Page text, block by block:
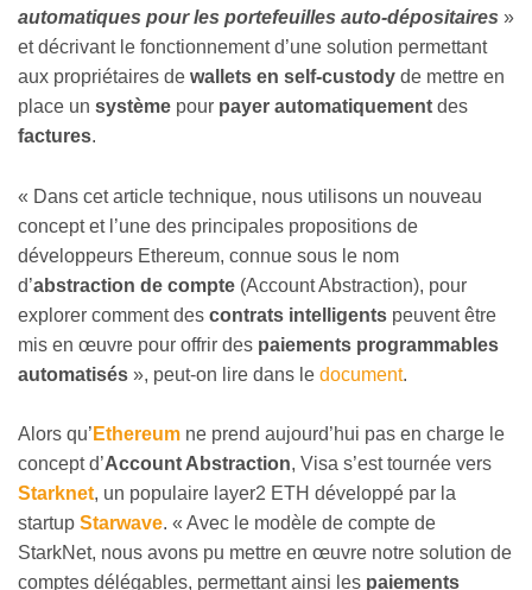
automatiques pour les portefeuilles auto-dépositaires »
et décrivant le fonctionnement d’une solution permettant
aux propriétaires de wallets en self-custody de mettre en
place un système pour payer automatiquement des
factures.
« Dans cet article technique, nous utilisons un nouveau
concept et l’une des principales propositions de
développeurs Ethereum, connue sous le nom
d’abstraction de compte (Account Abstraction), pour
explorer comment des contrats intelligents peuvent être
mis en œuvre pour offrir des paiements programmables
automatisés », peut-on lire dans le document.
Alors qu’ Ethereum ne prend aujourd’hui pas en charge le
concept d’Account Abstraction, Visa s’est tournée vers
Starknet, un populaire layer2 ETH développé par la
startup Starwave. « Avec le modèle de compte de
StarkNet, nous avons pu mettre en œuvre notre solution de
comptes délégables, permettant ainsi les paiements